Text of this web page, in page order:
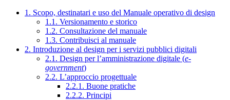
1. Scopo, destinatari e uso del Manuale operativo di design
1.1. Versionamento e storico
1.2. Consultazione del manuale
1.3. Contribuisci al manuale
2. Introduzione al design per i servizi pubblici digitali
2.1. Design per l’amministrazione digitale (e-
government)
2.2. L’approccio progettuale
2.2.1. Buone pratiche
2.2.2. Principi